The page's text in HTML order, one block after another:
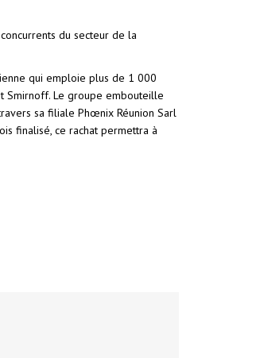
du secteur de la
qui emploie plus de 1 000
Smirnoff. Le groupe embouteille
sa filiale Phœnix Réunion Sarl
finalisé, ce rachat permettra à